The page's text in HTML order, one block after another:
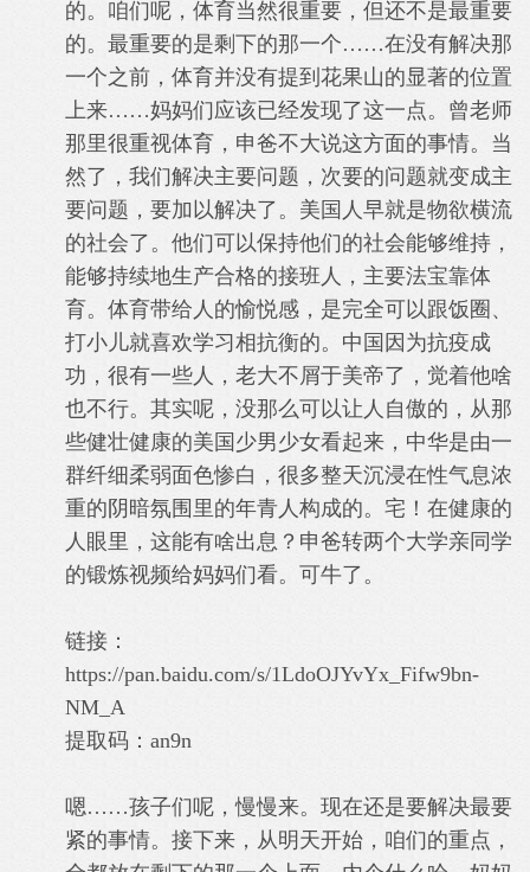
的。咱们呢，体育当然很重要，但还不是最重要
的。最重要的是剩下的那一个……在没有解决那
一个之前，体育并没有提到花果山的显著的位置
上来……妈妈们应该已经发现了这一点。曾老师
那里很重视体育，申爸不大说这方面的事情。当
然了，我们解决主要问题，次要的问题就变成主
要问题，要加以解决了。美国人早就是物欲横流
的社会了。他们可以保持他们的社会能够维持，
能够持续地生产合格的接班人，主要法宝靠体
育。体育带给人的愉悦感，是完全可以跟饭圈、
打小儿就喜欢学习相抗衡的。中国因为抗疫成
功，很有一些人，老大不屑于美帝了，觉着他啥
也不行。其实呢，没那么可以让人自傲的，从那
些健壮健康的美国少男少女看起来，中华是由一
群纤细柔弱面色惨白，很多整天沉浸在性气息浓
重的阴暗氛围里的年青人构成的。宅！在健康的
人眼里，这能有啥出息？申爸转两个大学亲同学
的锻炼视频给妈妈们看。可牛了。
链接：
https://pan.baidu.com/s/1LdoOJYvYx_Fifw9bn-
NM_A
提取码：an9n
嗯……孩子们呢，慢慢来。现在还是要解决最要
紧的事情。接下来，从明天开始，咱们的重点，